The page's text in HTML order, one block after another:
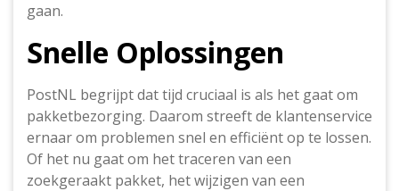
gaan.
Snelle Oplossingen
PostNL begrijpt dat tijd cruciaal is als het gaat om
pakketbezorging. Daarom streeft de klantenservice
ernaar om problemen snel en efficiënt op te lossen.
Of het nu gaat om het traceren van een
zoekgeraakt pakket, het wijzigen van een